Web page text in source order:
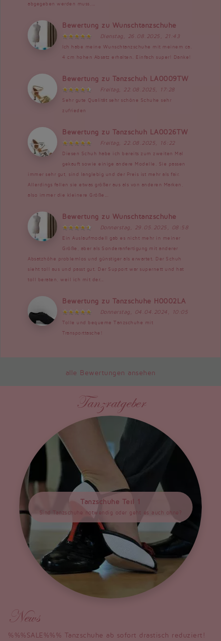
abgegeben werden muss,...
Bewertung zu Wunschtanzschuhe
Dienstag, 26.08.2025, 21:43
Ich habe meine Wunschtanzschuhe mit meinem ca.
4 cm hohen Absatz erhalten. Einfach super! Danke!
Bewertung zu Tanzschuh LA0009TW
Freitag, 22.08.2025, 17:28
Sehr gute Qualität sehr schöne Schuhe sehr
zufrieden
Bewertung zu Tanzschuh LA0026TW
Freitag, 22.08.2025, 16:22
Diesen Schuh habe ich bereits zum zweiten Mal
gekauft sowie einige andere Modelle. Sie passen
immer sehr gut, sind langlebig und der Preis ist mehr als fair.
Allerdings fallen sie etwas größer aus als von anderen Marken,
also immer die kleinere Größe...
Bewertung zu Wunschtanzschuhe
Donnerstag, 29.05.2025, 08:58
Ein Auslaufmodell gab es nicht mehr in meiner
Größe, aber als Sonderanfertigung mit anderer
Absatzhöhe problemlos und günstiger als erwartet. Der Schuh
sieht toll aus und passt gut. Der Support war supernett und hat
toll beraten, weil ich mit der...
Bewertung zu Tanzschuhe H0002LA
Donnerstag, 04.04.2024, 10:05
Tolle und bequeme Tanzschuhe mit
Transporttasche!
alle Bewertungen ansehen
Tanzratgeber
Tanzschuhe Teil 1
Sind Tanzschuhe notwendig oder geht es auch ohne?
News
%%%SALE%%% Tanzschuhe ab sofort drastisch reduziert!